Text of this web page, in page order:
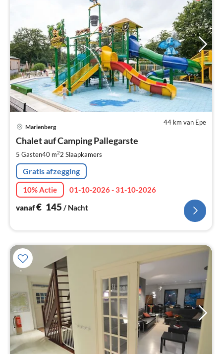
44 km van Epe
Marienberg
Chalet auf Camping Pallegarste
5 Gasten40 m22 Slaapkamers
Gratis afzegging
10% Actie
01-10-2026 - 31-10-2026
vanaf€ 145 / Nacht